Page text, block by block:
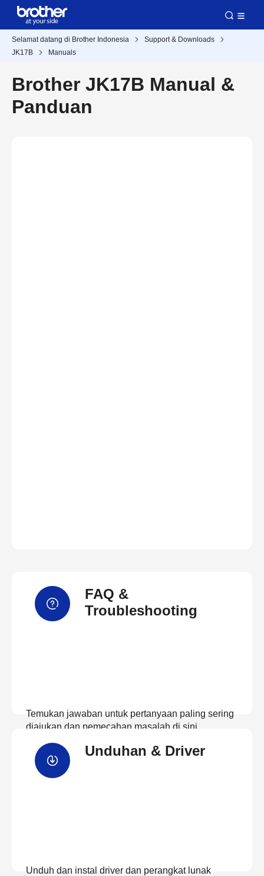
Selamat datang di Brother Indonesia
Support & Downloads
JK17B
Manuals
Brother JK17B Manual &
Panduan
FAQ &
Troubleshooting
Temukan jawaban untuk pertanyaan paling sering
diajukan dan pemecahan masalah di sini
Unduhan & Driver
Unduh dan instal driver dan perangkat lunak